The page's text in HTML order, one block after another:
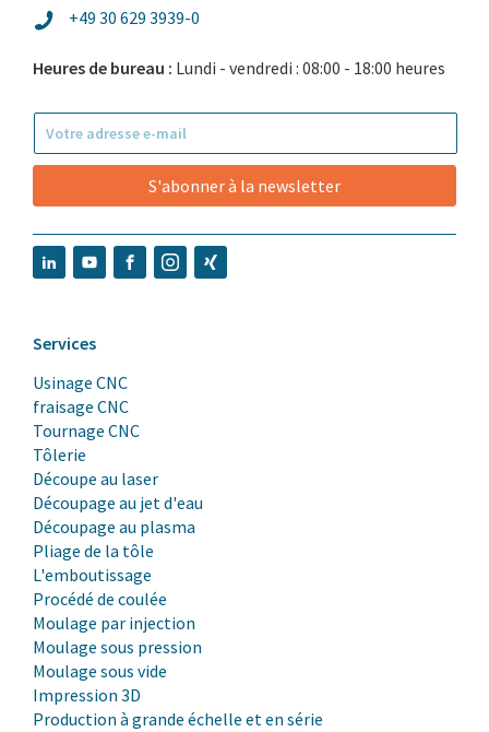
+49 30 629 3939-0
Heures de bureau : Lundi - vendredi : 08:00 - 18:00 heures
S'abonner à la newsletter
Services
Usinage CNC
fraisage CNC
Tournage CNC
Tôlerie
Découpe au laser
Découpage au jet d'eau
Découpage au plasma
Pliage de la tôle
L'emboutissage
Procédé de coulée
Moulage par injection
Moulage sous pression
Moulage sous vide
Impression 3D
Production à grande échelle et en série